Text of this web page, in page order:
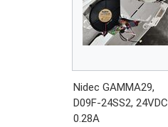
Nidec GAMMA29,
D09F-24SS2, 24VDC
0.28A